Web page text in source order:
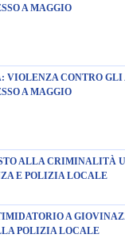
A MAGGIO
VIOLENZA CONTRO
A MAGGIO
ALLA CRIMINALITÀ
E POLIZIA LOCALE
A
POLIZIA LOCALE